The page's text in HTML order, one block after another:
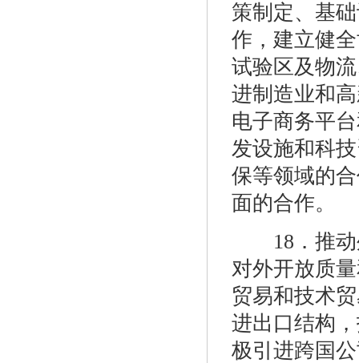
策制定、基
作，建立健
试验区及物
进制造业和
电子商务平
发设施和科
保等领域的
面的合作。
18．推动
对外开放质
贸易和技术
进出口结构
极引进跨国